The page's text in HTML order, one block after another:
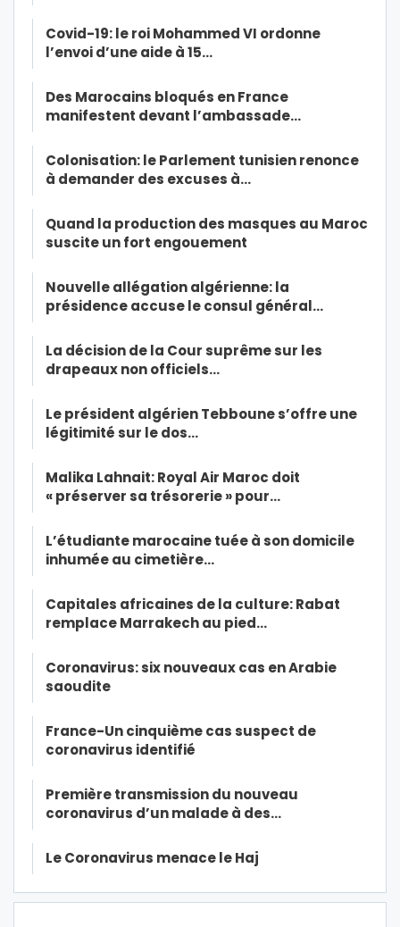
Covid-19: le roi Mohammed VI ordonne
l’envoi d’une aide à 15…
Des Marocains bloqués en France
manifestent devant l’ambassade…
Colonisation: le Parlement tunisien renonce
à demander des excuses à…
Quand la production des masques au Maroc
suscite un fort engouement
Nouvelle allégation algérienne: la
présidence accuse le consul général…
La décision de la Cour suprême sur les
drapeaux non officiels…
Le président algérien Tebboune s’offre une
légitimité sur le dos…
Malika Lahnait: Royal Air Maroc doit
« préserver sa trésorerie » pour…
L’étudiante marocaine tuée à son domicile
inhumée au cimetière…
Capitales africaines de la culture: Rabat
remplace Marrakech au pied…
Coronavirus: six nouveaux cas en Arabie
saoudite
France-Un cinquième cas suspect de
coronavirus identifié
Première transmission du nouveau
coronavirus d’un malade à des…
Le Coronavirus menace le Haj